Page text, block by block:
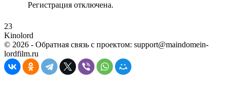
Регистрация отключена.
23
Kinolord
© 2026 - Обратная связь с проектом: support@maindomein-
lordfilm.ru